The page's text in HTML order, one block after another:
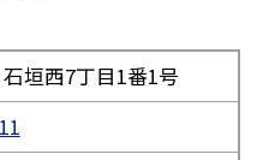
石垣西7丁目1番1号